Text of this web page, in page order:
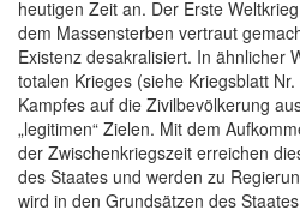
heutigen Zeit an. Der Erste
dem Massensterben vertraut
Existenz desakralisiert. In ähnlicher
totalen Krieges (siehe Kriegsblatt
Kampfes auf die Zivilbevölkerung
„legitimen“ Zielen. Mit dem
der Zwischenkriegszeit erreichen
des Staates und werden zu
wird in den Grundsätzen des